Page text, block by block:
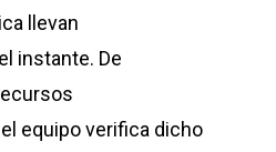
llevan
instante. De
equipo verifica dicho